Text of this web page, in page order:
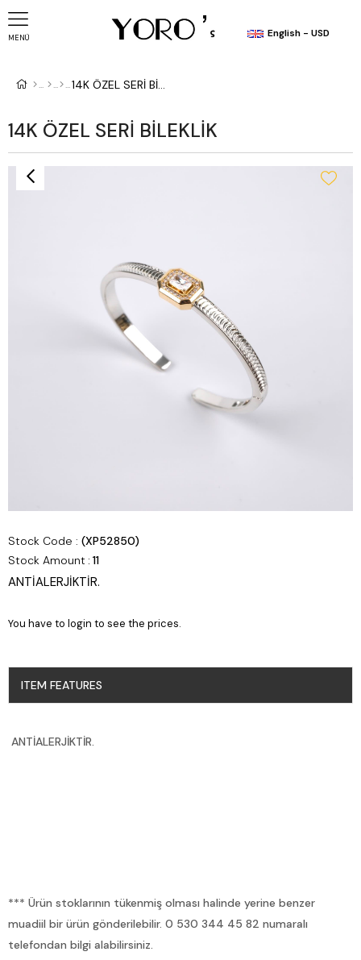
MENÜ English - USD
14K ÖZEL SERİ BİLEKLİK
14K ÖZEL SERİ BİLEKLİK
Stock Code
(XP52850)
Stock Amount : 11
ANTİALERJİKTİR.
You have to login to see the prices.
ITEM FEATURES
ANTİALERJİKTİR.
*** Ürün stoklarının tükenmiş olması halinde yerine benzer
muadiil bir ürün gönderilebilir. 0 530 344 45 82 numaralı
telefondan bilgi alabilirsiniz.